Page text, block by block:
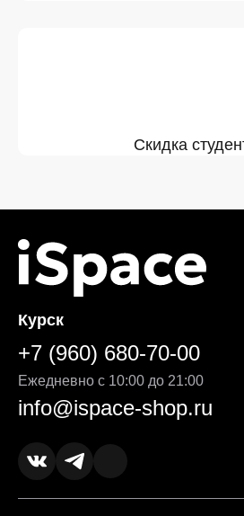
Скидка
Курск
+7 (960) 680-70-00
Ежедневно с 10:00 до 21:00
info@ispace-shop.ru